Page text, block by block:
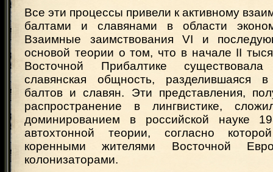
Все эти процессы привели к активному
балтами и славянами в области
Взаимные заимствования VI и
основой теории о том, что в начале II
Восточной Прибалтике
славянская общность, разделившаяся
балтов и славян. Эти представления,
распространение в лингвистике,
доминированием в российской науке
автохтонной теории, согласно
коренными жителями Восточной
колонизаторами.